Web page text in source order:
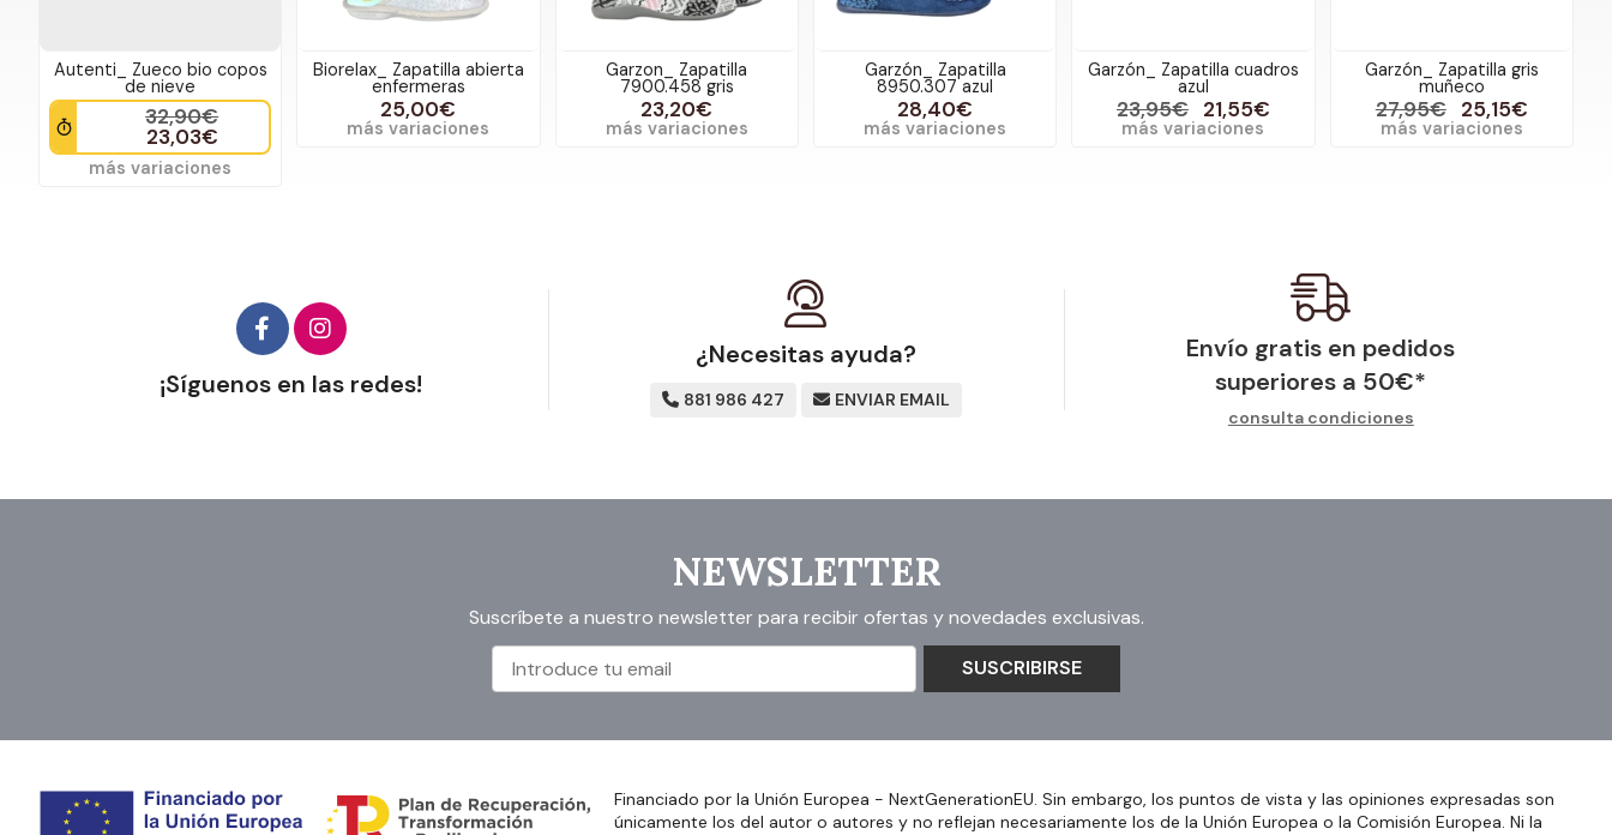
Autenti_ Zueco bio copos
de nieve
32,90€
23,03€
más variaciones
Biorelax_ Zapatilla abierta
enfermeras
25,00€
más variaciones
Garzon_ Zapatilla
7900.458 gris
23,20€
más variaciones
Garzón_ Zapatilla
8950.307 azul
28,40€
más variaciones
Garzón_ Zapatilla cuadros
azul
23,95€ 21,55€
más variaciones
Garzón_ Zapatilla gris
muñeco
27,95€ 25,15€
más variaciones
¡Síguenos en las redes!
¿Necesitas ayuda?
881 986 427 ENVIAR EMAIL
Envío gratis en pedidos
superiores a 50€*
consulta condiciones
NEWSLETTER
Suscríbete a nuestro newsletter para recibir ofertas y novedades exclusivas.
SUSCRIBIRSE
Financiado por la Unión Europea - NextGenerationEU. Sin embargo, los puntos de vista y las opiniones expresadas son
únicamente los del autor o autores y no reflejan necesariamente los de la Unión Europea o la Comisión Europea. Ni la